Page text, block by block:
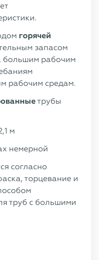
горячей
запасом
большим рабочим
рабочим средам.
трубы
м
немерной
согласно
торцевание и
труб с большими